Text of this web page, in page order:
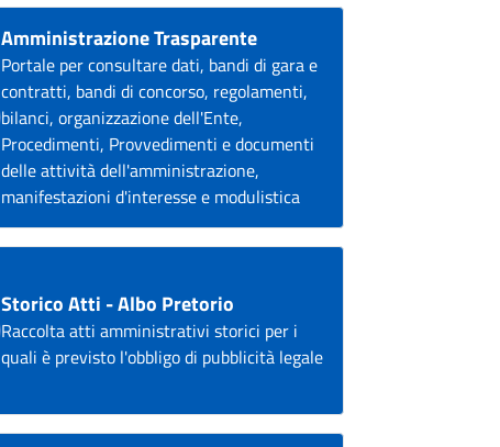
Amministrazione Trasparente
Portale per consultare dati, bandi di gara e
contratti, bandi di concorso, regolamenti,
bilanci, organizzazione dell'Ente,
Procedimenti, Provvedimenti e documenti
delle attività dell'amministrazione,
manifestazioni d'interesse e modulistica
Storico Atti - Albo Pretorio
Raccolta atti amministrativi storici per i
quali è previsto l'obbligo di pubblicità legale